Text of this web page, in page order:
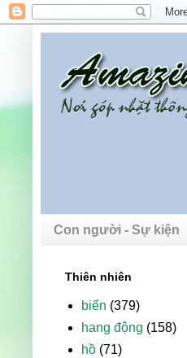
Con người - Sự kiện
Thiên nhiên
biển (379)
hang động (158)
hồ (71)